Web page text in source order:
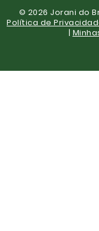
© 2026 Jorani do
Política de
|